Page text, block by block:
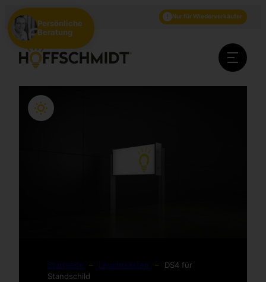
DE EN Nur für Wiederverkäufer
Startseite – Leuchtkästen –
DS4 für
Standschild
Persönliche
Beratung